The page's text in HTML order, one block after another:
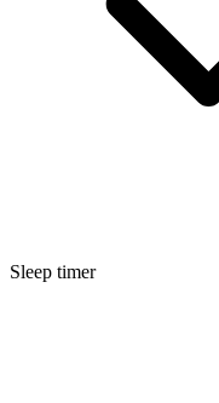
Sleep timer